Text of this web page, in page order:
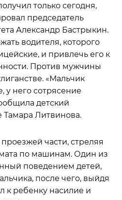
только сегодня,
председатель
Александр Бастрыкин.
водителя, которого
и привлечь его к
Против мужчины
«Мальчик
у него сотрясение
детский
Литвинова.
части, стреляя
по машинам. Один из
поведением детей,
после чего, выйдя
ребенку насилие и